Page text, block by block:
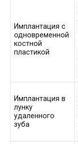
Имплантация с
одновременной
костной
пластикой
Имплантация в
лунку
удаленного
зуба